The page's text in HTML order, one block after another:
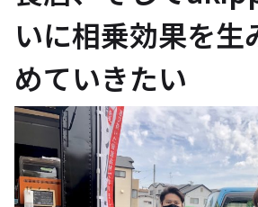
いに相乗効果を生
めていきたい